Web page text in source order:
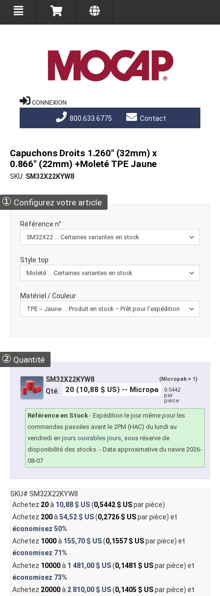
CONNEXION
800.633.6775 Contact
Capuchons Droits 1.260" (32mm) x
0.866" (22mm) +Moleté TPE Jaune
SKU SM32X22KYW8
① Configurez votre article
Référence n°
Style top
Matériel / Couleur
② Quantité
SM32X22KYW8 (Micropak × 1)
Qté:
0.5442
par
pièce
Référence en Stock - Expédition le jour même pour les
commandes passées avant le 2PM (HAC) du lundi au
vendredi en jours ouvrables jours, sous réserve de
disponibilité des stocks. - Date approximative du navire 2026-
08-07
SKU# SM32X22KYW8
Achetez 20à 10,88 $ US(0,5442 $ USpar pièce)
Achetez 200à 54,52 $ US(0,2726 $ USpar pièce) et
économisez 50%
Achetez 1000à 155,70 $ US(0,1557 $ USpar pièce) et
économisez 71%
Achetez 10000à 1 481,00 $ US(0,1481 $ USpar pièce) et
économisez 73%
Achetez 20000à 2 810,00 $ US(0,1405 $ USpar pièce) et